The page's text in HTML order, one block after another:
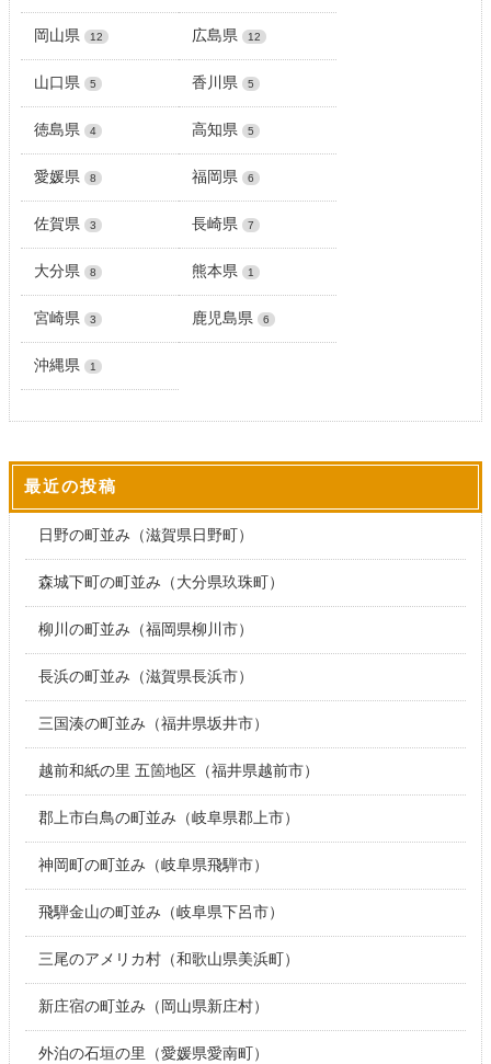
岡山県 12 広島県 12
山口県 5 香川県 5
徳島県 4 高知県 5
愛媛県 8 福岡県 6
佐賀県 3 長崎県 7
大分県 8 熊本県 1
宮崎県 3 鹿児島県 6
沖縄県 1
最近の投稿
日野の町並み（滋賀県日野町）
森城下町の町並み（大分県玖珠町）
柳川の町並み（福岡県柳川市）
長浜の町並み（滋賀県長浜市）
三国湊の町並み（福井県坂井市）
越前和紙の里 五箇地区（福井県越前市）
郡上市白鳥の町並み（岐阜県郡上市）
神岡町の町並み（岐阜県飛騨市）
飛騨金山の町並み（岐阜県下呂市）
三尾のアメリカ村（和歌山県美浜町）
新庄宿の町並み（岡山県新庄村）
外泊の石垣の里（愛媛県愛南町）